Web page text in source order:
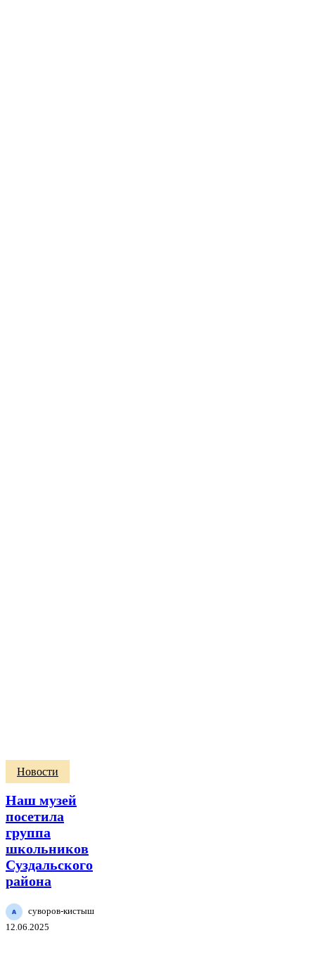
Наш
музей
посетила
группа
школьников
Суздальского
района
Новости
Наш музей
посетила
группа
школьников
Суздальского
района
суворов-кистыш
12.06.2025